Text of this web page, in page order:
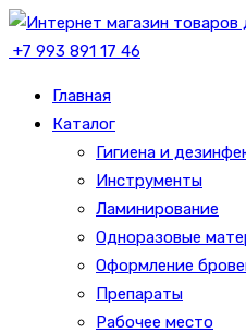
+7 993 891 17 46
Главная
Каталог
Гигиена и
Инструменты
Ламинирование
Одноразовые
Оформление
Препараты
Рабочее место